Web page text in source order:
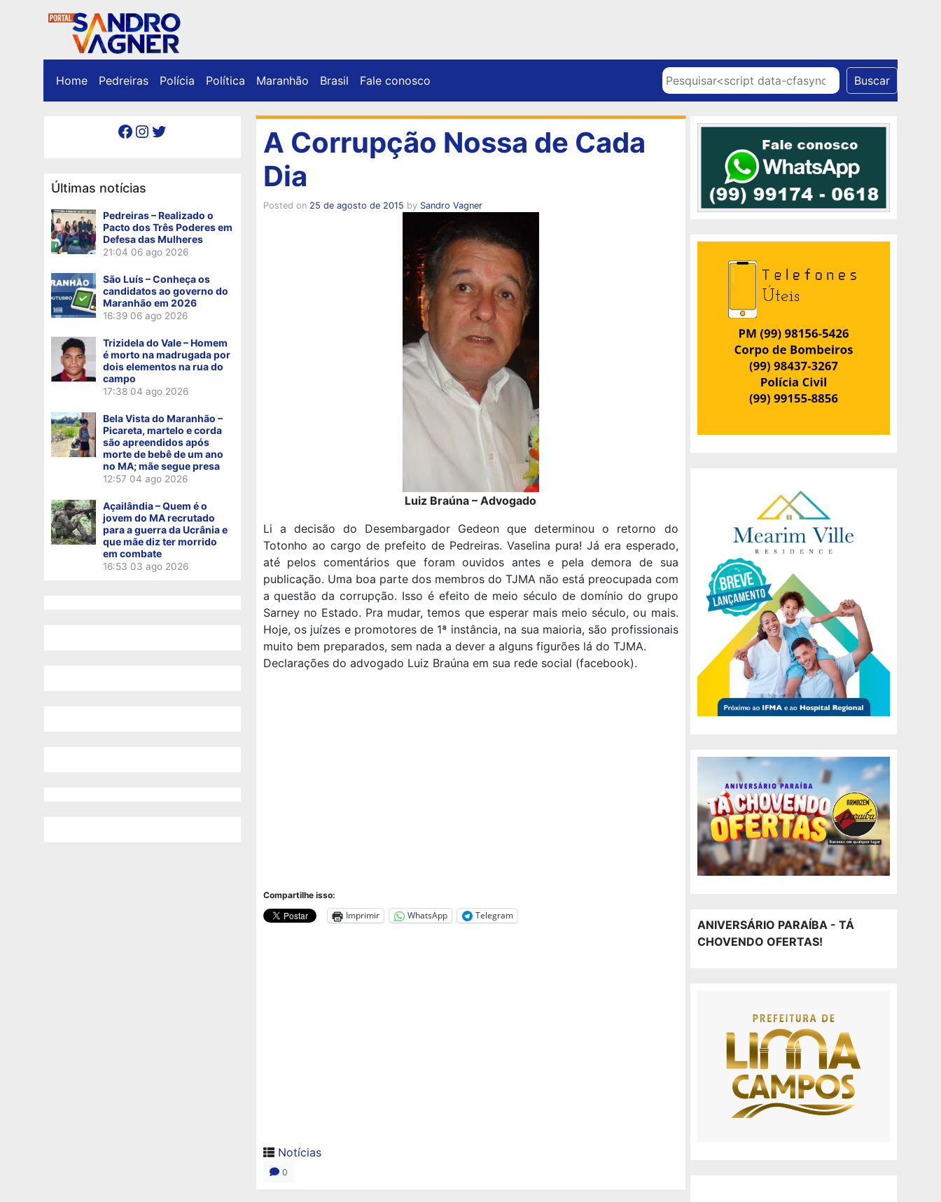
Home Pedreiras Polícia Política Maranhão Brasil Fale conosco Pesquisar Buscar
Facebook Instagram Twitter
Últimas notícias
Pedreiras – Realizado o
Pacto dos Três Poderes em
Defesa das Mulheres
21:04 06 ago 2026
São Luís – Conheça os
candidatos ao governo do
Maranhão em 2026
16:39 06 ago 2026
Trizidela do Vale – Homem
é morto na madrugada por
dois elementos na rua do
campo
17:38 04 ago 2026
Bela Vista do Maranhão –
Picareta, martelo e corda
são apreendidos após
morte de bebê de um ano
no MA; mãe segue presa
12:57 04 ago 2026
Açailândia – Quem é o
jovem do MA recrutado
para a guerra da Ucrânia e
que mãe diz ter morrido
em combate
16:53 03 ago 2026
A Corrupção Nossa de Cada
Dia
Posted on 25 de agosto de 2015 by Sandro Vagner
Luiz Braúna – Advogado
Li a decisão do Desembargador Gedeon que determinou o retorno do
Totonho ao cargo de prefeito de Pedreiras. Vaselina pura! Já era esperado,
até pelos comentários que foram ouvidos antes e pela demora de sua
publicação. Uma boa parte dos membros do TJMA não está preocupada com
a questão da corrupção. Isso é efeito de meio século de domínio do grupo
Sarney no Estado. Pra mudar, temos que esperar mais meio século, ou mais.
Hoje, os juízes e promotores de 1ª instância, na sua maioria, são profissionais
muito bem preparados, sem nada a dever a alguns figurões lá do TJMA.
Declarações do advogado Luiz Braúna em sua rede social (facebook).
Compartilhe isso:
Imprimir WhatsApp Telegram
Notícias
0
ANIVERSÁRIO PARAÍBA - TÁ
CHOVENDO OFERTAS!